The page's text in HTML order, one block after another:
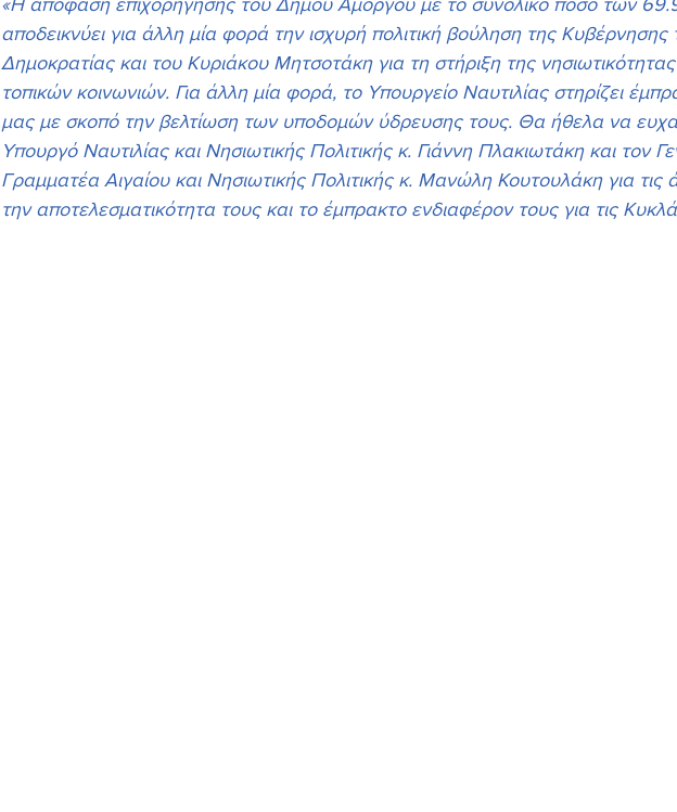
«Η απόφαση επιχορήγησης του Δήμου Αμοργού με το συνολικό ποσό των
αποδεικνύει για άλλη μία φορά την ισχυρή πολιτική βούληση της
Δημοκρατίας και του Κυριάκου Μητσοτάκη για τη στήριξη της
τοπικών κοινωνιών. Για άλλη μία φορά, το Υπουργείο Ναυτιλίας στηρίζει
μας με σκοπό την βελτίωση των υποδομών ύδρευσης τους. Θα ήθελα να
Υπουργό Ναυτιλίας και Νησιωτικής Πολιτικής κ. Γιάννη Πλακιωτάκη και τον
Γραμματέα Αιγαίου και Νησιωτικής Πολιτικής κ. Μανώλη Κουτουλάκη για τις
την αποτελεσματικότητα τους και το έμπρακτο ενδιαφέρον τους για τις